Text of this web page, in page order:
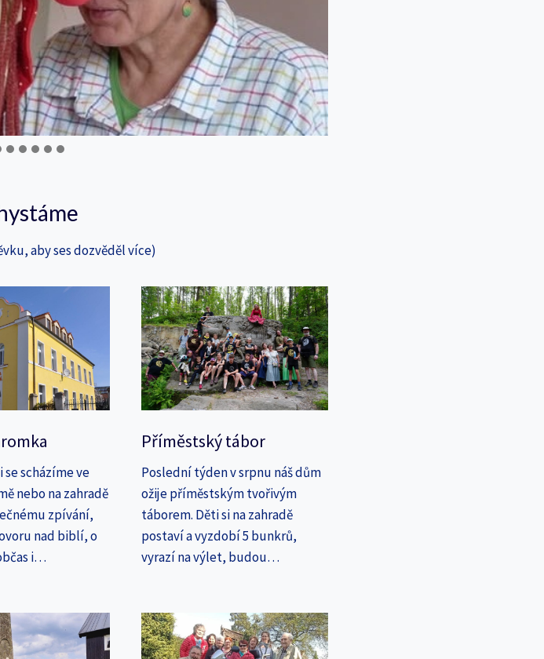
aby ses dozvěděl více)
se scházíme ve
nebo na zahradě
zpívání,
nad biblí, o
i…
Příměstský tábor
Poslední týden v srpnu náš dům
ožije příměstským tvořivým
táborem. Děti si na zahradě
postaví a vyzdobí 5 bunkrů,
vyrazí na výlet, budou…